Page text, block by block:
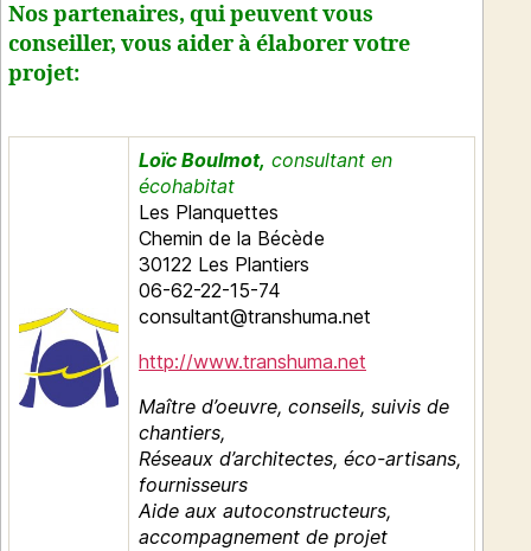
Nos partenaires, qui peuvent vous
conseiller, vous aider à élaborer votre
projet:
Loïc Boulmot, consultant en
écohabitat
Les Planquettes
Chemin de la Bécède
30122 Les Plantiers
06-62-22-15-74
consultant@transhuma.net
http://www.transhuma.net
Maître d’oeuvre, conseils, suivis de
chantiers,
Réseaux d’architectes, éco-artisans,
fournisseurs
Aide aux autoconstructeurs,
accompagnement de projet